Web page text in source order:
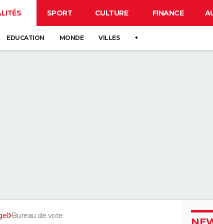
SPORT CULTURE FINANCE
EDUCATION MONDE VILLES +
Bureau de vote